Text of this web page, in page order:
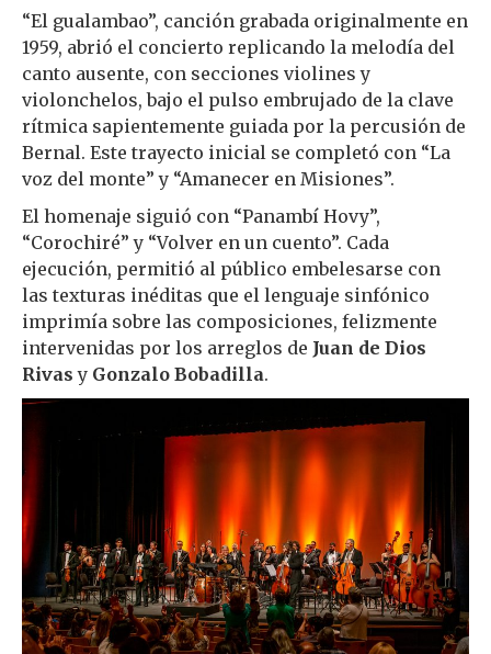
“El gualambao”, canción grabada originalmente en
1959, abrió el concierto replicando la melodía del
canto ausente, con secciones violines y
violonchelos, bajo el pulso embrujado de la clave
rítmica sapientemente guiada por la percusión de
Bernal. Este trayecto inicial se completó con “La
voz del monte” y “Amanecer en Misiones”.
El homenaje siguió con “Panambí Hovy”,
“Corochiré” y “Volver en un cuento”. Cada
ejecución, permitió al público embelesarse con
las texturas inéditas que el lenguaje sinfónico
imprimía sobre las composiciones, felizmente
intervenidas por los arreglos de Juan de Dios
Rivas y Gonzalo Bobadilla.